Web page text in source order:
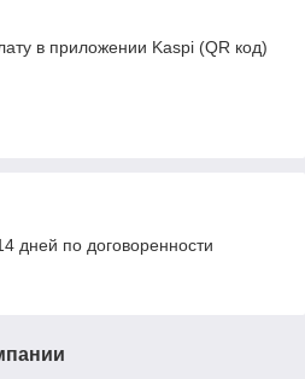
в приложении Kaspi (QR код)
дней по договоренности